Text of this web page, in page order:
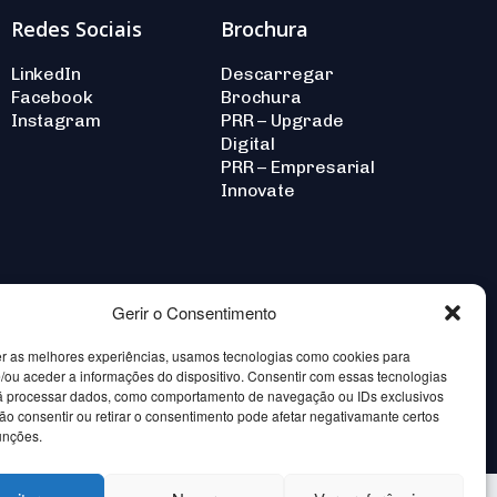
Gerir o Consentimento
as melhores experiências, usamos tecnologias como cookies para
aceder a informações do dispositivo. Consentir com essas tecnologias
processar dados, como comportamento de navegação ou IDs exclusivos
consentir ou retirar o consentimento pode afetar negativamante certos
Redes Sociais
LinkedIn
Facebook
Instagram
Brochura
Descarregar
Brochura
PRR – Upgrade
Digital
PRR – Empresarial
Innovate